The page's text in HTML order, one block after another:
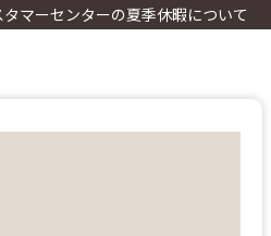
マーセンターの夏季休暇について